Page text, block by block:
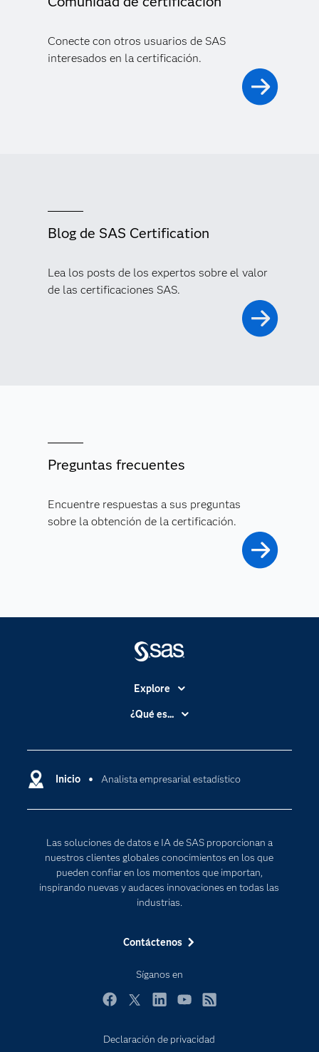
Conecte con otros usuarios de SAS
interesados en la certificación.
Blog de SAS Certification
Lea los posts de los expertos sobre el valor
de las certificaciones SAS.
Preguntas frecuentes
Encuentre respuestas a sus preguntas
sobre la obtención de la certificación.
Inicio Analista empresarial estadístico
Las soluciones de datos e IA de SAS proporcionan a
nuestros clientes globales conocimientos en los que
pueden confiar en los momentos que importan,
inspirando nuevas y audaces innovaciones en todas las
industrias.
Contáctenos
Síganos en
Explore
Accesibilidad
Compañía
Comunidades
Documentación
Estudiantes
Eventos
Industrias
Mi SAS
Probar / Comprar
¿Qué es...
Cloud Computing
Declaración de privacidad